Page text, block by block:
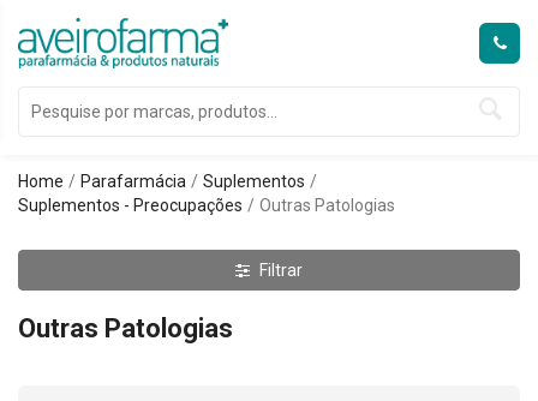
Home Parafarmácia
Suplementos
Suplementos - Preocupações
Outras Patologias
Filtrar
Outras Patologias